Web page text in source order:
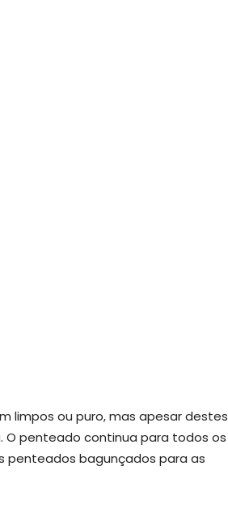
limpos ou puro, mas apesar destes
penteado continua para todos os
penteados bagunçados para as